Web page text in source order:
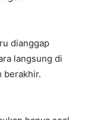
dianggap
langsung di
berakhir.